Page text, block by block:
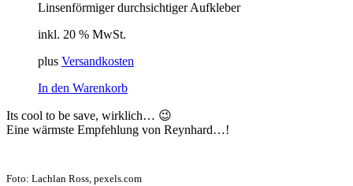
Linsenförmiger durchsichtiger Aufkleber
inkl. 20 % MwSt.
plus Versandkosten
In den Warenkorb
Its cool to be save, wirklich… 😉
Eine wärmste Empfehlung von Reynhard…!
Foto: Lachlan Ross, pexels.com